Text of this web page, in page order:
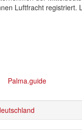
Luftfracht registriert.